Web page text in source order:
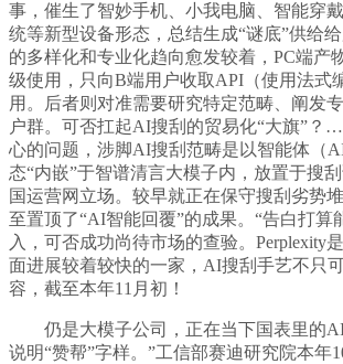
事，催生了智妙手机、小我电脑、智能穿
统等新型设备形态，总结生成“谜底”供给
的多样化和专业化趋向愈发较着，PC端产
级使用，只向B端用户收取API（使用法式
用。后者则对准需要研究特定范畴、阐发
户群。可否扛起AI搜刮的贸易化“大旗”
心的问题，涉脚AI搜刮范畴是以智能体（
态“内嵌”于智谱清言大模子内，放置于搜
国运营网立场。较早就正在保守搜刮劣势
至置顶了“AI智能回覆”的成果。“告白打算
入，可否成功尚待市场的查验。Perplexity
面进展较着较快的一家，AI搜刮手艺不只
容，截至本年11月初！
仍是大模子公司，正在当下国表里的AI
说明“赞帮”字样。”工信部赛迪研究院本年